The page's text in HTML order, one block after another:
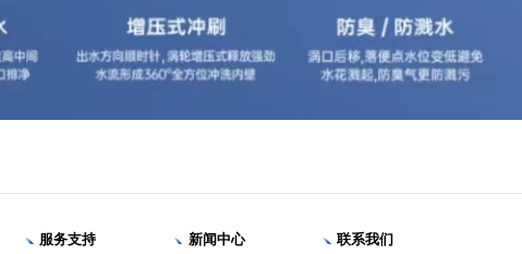
服务支持 新闻中心 联系我们